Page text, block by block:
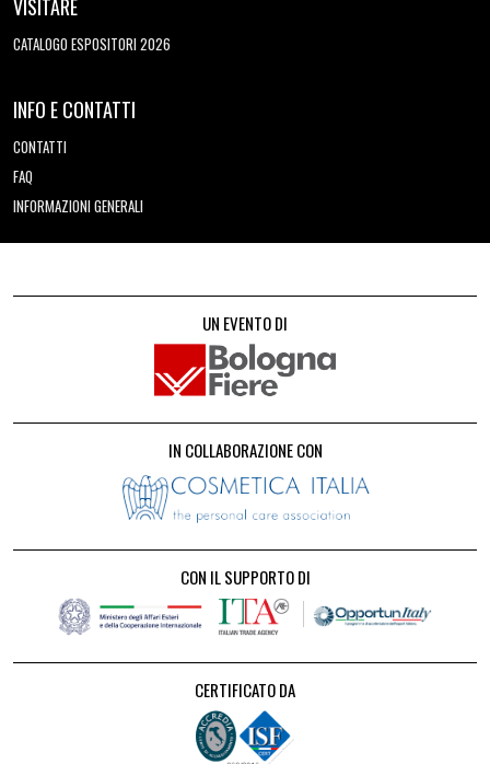
VISITARE
CATALOGO ESPOSITORI 2026
INFO E CONTATTI
CONTATTI
FAQ
INFORMAZIONI GENERALI
UN EVENTO DI
IN COLLABORAZIONE CON
CON IL SUPPORTO DI
CERTIFICATO DA